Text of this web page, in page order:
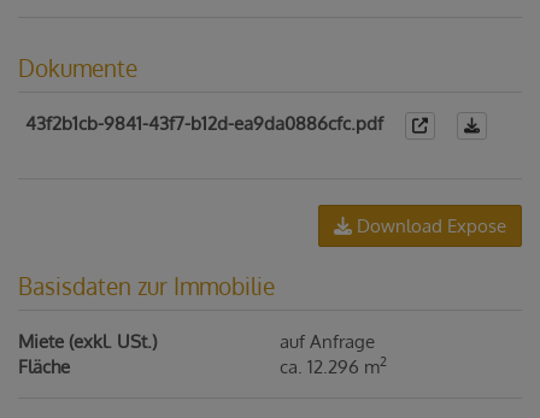
Dokumente
43f2b1cb-9841-43f7-b12d-ea9da0886cfc.pdf
Download Expose
Basisdaten zur Immobilie
Miete (exkl. USt.)
auf Anfrage
Fläche
ca. 12.296 m2